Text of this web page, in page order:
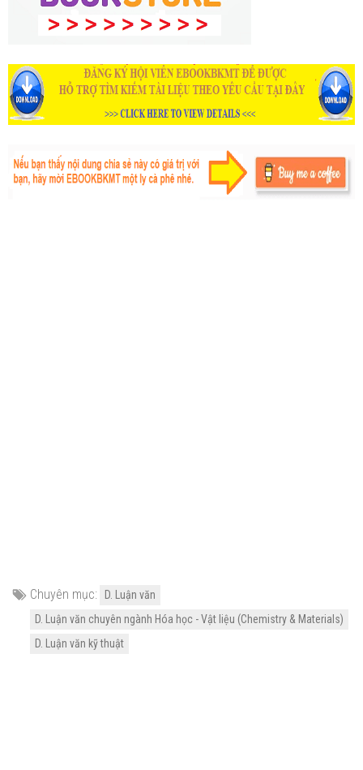
Chuyên mục:
D. Luận văn
D. Luận văn chuyên ngành Hóa học - Vật liệu (Chemistry & Materials)
D. Luận văn kỹ thuật